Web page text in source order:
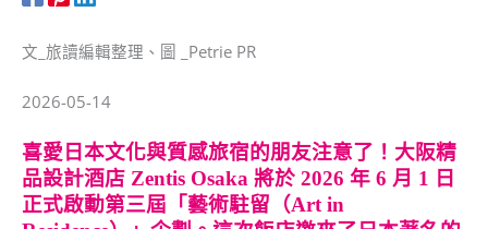
文_旅讀編輯整理、圖 _Petrie PR
2026-05-14
喜愛日本文化與質感旅宿的朋友注意了！大阪精
品設計酒店 Zentis Osaka 將於 2026 年 6 月 1 日
正式啟動第三屆「藝術駐留（Art in